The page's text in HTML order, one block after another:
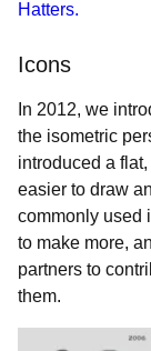
Hatters.
Icons
In 2012, we
the isometric
introduced a
easier to draw
commonly used
to make more,
partners to
them.